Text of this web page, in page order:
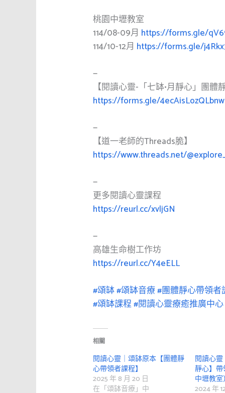
桃園中壢教室
114/08-09月 https://forms.gle/
114/10-12月 https://forms.gle/
—
【閱讀心靈-「七缽•月靜心」團體
https://forms.gle/
—
【道一老師的Threads脆】
https://www.threads.net/
—
更多閱讀心靈課程
https://reurl.cc/xvljGN
—
高雄生命樹工作坊
https://reurl.cc/Y4eELL
#頌缽#頌缽音療#團體靜心帶領者
#頌缽課程#閱讀心靈療癒推廣中心
相關
閱讀心靈｜頌缽原本【團體靜
心帶領者課程】
2025 年 8 月 20 日
在「頌缽音療」中
閱讀心
靜心】帶
中壢教室
2024 年